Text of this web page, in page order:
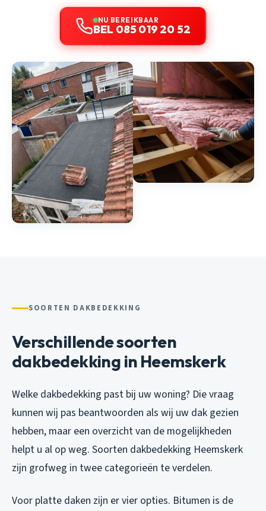
NU BEREIKBAAR
BEL 085 019 20 52
SOORTEN DAKBEDEKKING
Verschillende soorten
dakbedekking in Heemskerk
Welke dakbedekking past bij uw woning? Die vraag
kunnen wij pas beantwoorden als wij uw dak gezien
hebben, maar een overzicht van de mogelijkheden
helpt u al op weg. Soorten dakbedekking Heemskerk
zijn grofweg in twee categorieën te verdelen.
Voor platte daken zijn er vier opties. Bitumen is de